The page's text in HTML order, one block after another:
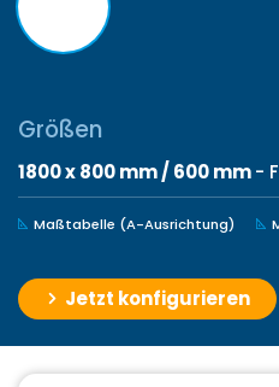
Größen
1800 x 800 mm / 600 mm-
Maßtabelle (A-Ausrichtung)
Jetzt konfigurieren